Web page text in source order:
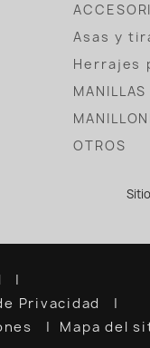
Asas y
Herrajes
MANILLAS
OTROS
Privacidad
Mapa del